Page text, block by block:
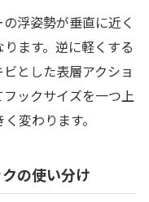
浮姿勢が垂直に近く
ます。逆に軽くする
とした表層アクショ
ックサイズを一つ上
変わります。
の使い分け